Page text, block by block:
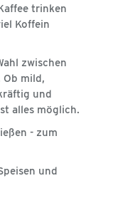
trinken
Koffein
zwischen
mild,
und
alles möglich.
- zum
und